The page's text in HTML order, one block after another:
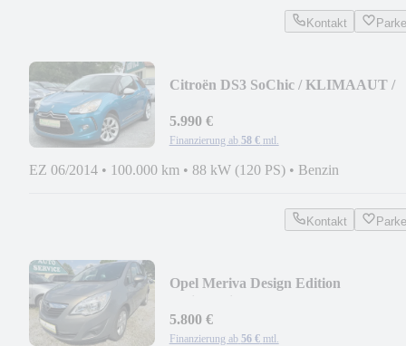
Kontakt
Citroën DS3 SoChic / KLIMAAUT /
5.990 €
Finanzierung ab 58 € mtl.
EZ 06/2014 • 100.000 km • 88 kW (120 PS) • Benzin
Kontakt
Opel Meriva Design Edition
5.800 €
Finanzierung ab 56 € mtl.